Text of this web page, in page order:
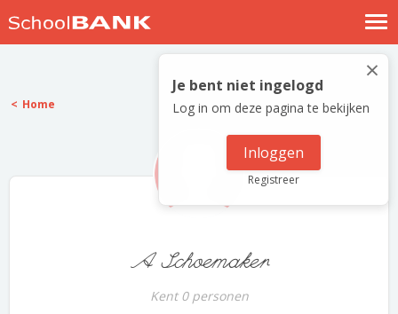
Nostalgische verhalen
Log in
Meld je gratis aan
×
Je bent niet ingelogd
Log in om deze pagina te bekijken
Inloggen
Registreer
Home
A Schoemaker
Kent 0 personen